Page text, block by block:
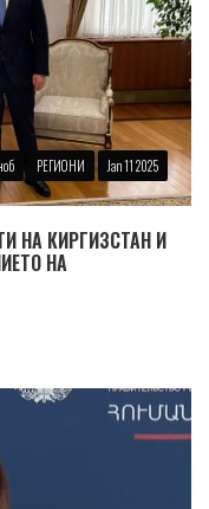
РЕГИОНИ Jan 11 2025
НА КИРГИЗСТАН И
НА